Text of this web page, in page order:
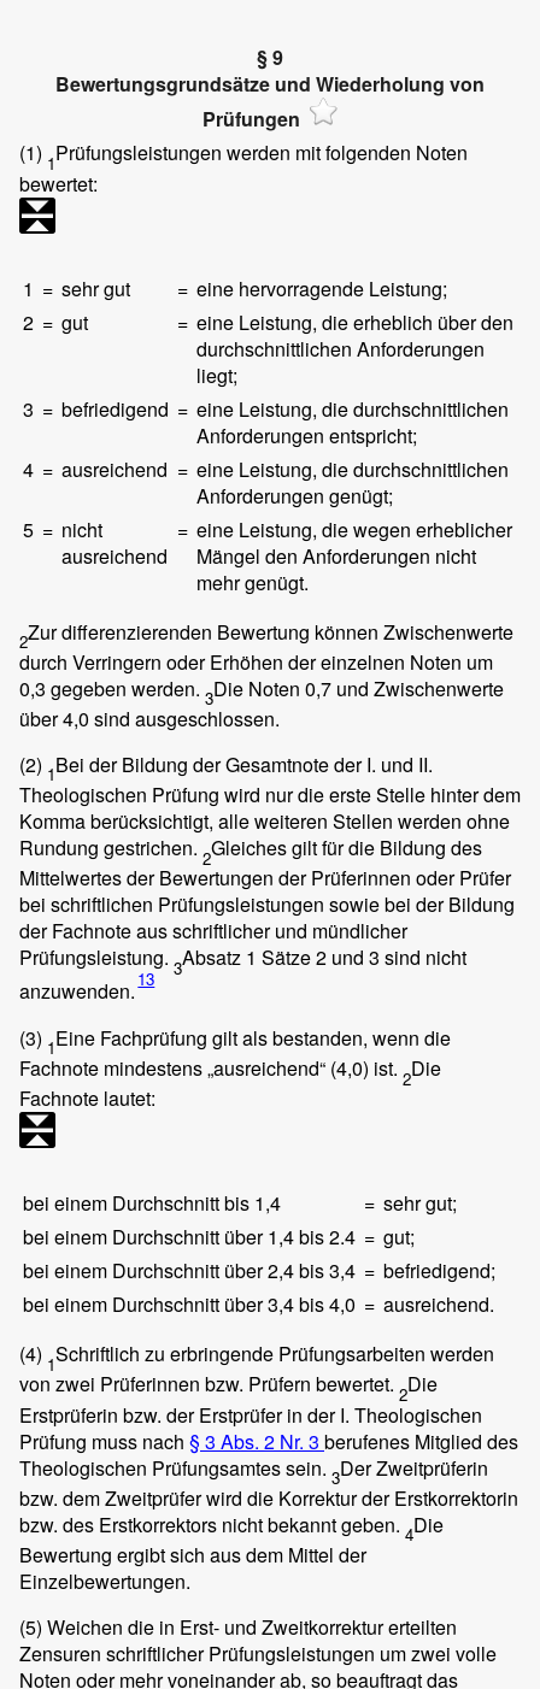
§ 9
Bewertungsgrundsätze und Wiederholung von
Prüfungen
(1) 1Prüfungsleistungen werden mit folgenden Noten
bewertet:
1 = sehr gut = eine hervorragende Leistung;
2 = gut = eine Leistung, die erheblich über den
durchschnittlichen Anforderungen
liegt;
3 = befriedigend = eine Leistung, die durchschnittlichen
Anforderungen entspricht;
4 = ausreichend = eine Leistung, die durchschnittlichen
Anforderungen genügt;
5 = nicht
ausreichend
= eine Leistung, die wegen erheblicher
Mängel den Anforderungen nicht
mehr genügt.
2Zur differenzierenden Bewertung können Zwischenwerte
durch Verringern oder Erhöhen der einzelnen Noten um
0,3 gegeben werden. 3Die Noten 0,7 und Zwischenwerte
über 4,0 sind ausgeschlossen.
(2) 1Bei der Bildung der Gesamtnote der I. und II.
Theologischen Prüfung wird nur die erste Stelle hinter dem
Komma berücksichtigt, alle weiteren Stellen werden ohne
Rundung gestrichen. 2Gleiches gilt für die Bildung des
Mittelwertes der Bewertungen der Prüferinnen oder Prüfer
bei schriftlichen Prüfungsleistungen sowie bei der Bildung
der Fachnote aus schriftlicher und mündlicher
Prüfungsleistung. 3Absatz 1 Sätze 2 und 3 sind nicht
anzuwenden. 13
(3) 1Eine Fachprüfung gilt als bestanden, wenn die
Fachnote mindestens „ausreichend“ (4,0) ist. 2Die
Fachnote lautet:
bei einem Durchschnitt bis 1,4 = sehr gut;
bei einem Durchschnitt über 1,4 bis 2.4 = gut;
bei einem Durchschnitt über 2,4 bis 3,4 = befriedigend;
bei einem Durchschnitt über 3,4 bis 4,0 = ausreichend.
(4) 1Schriftlich zu erbringende Prüfungsarbeiten werden
von zwei Prüferinnen bzw. Prüfern bewertet. 2Die
Erstprüferin bzw. der Erstprüfer in der I. Theologischen
Prüfung muss nach § 3 Abs. 2 Nr. 3 berufenes Mitglied des
Theologischen Prüfungsamtes sein. 3Der Zweitprüferin
bzw. dem Zweitprüfer wird die Korrektur der Erstkorrektorin
bzw. des Erstkorrektors nicht bekannt geben. 4Die
Bewertung ergibt sich aus dem Mittel der
Einzelbewertungen.
(5) Weichen die in Erst- und Zweitkorrektur erteilten
Zensuren schriftlicher Prüfungsleistungen um zwei volle
Noten oder mehr voneinander ab, so beauftragt das